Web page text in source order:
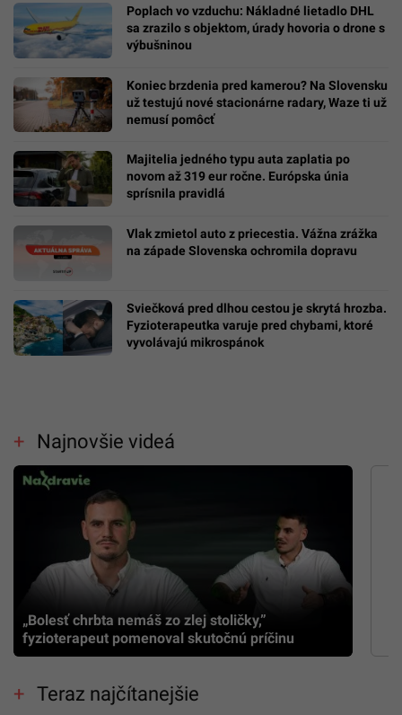
Poplach vo vzduchu: Nákladné lietadlo DHL
sa zrazilo s objektom, úrady hovoria o drone s
výbušninou
Koniec brzdenia pred kamerou? Na Slovensku
už testujú nové stacionárne radary, Waze ti už
nemusí pomôcť
Majitelia jedného typu auta zaplatia po
novom až 319 eur ročne. Európska únia
sprísnila pravidlá
Vlak zmietol auto z priecestia. Vážna zrážka
na západe Slovenska ochromila dopravu
Sviečková pred dlhou cestou je skrytá hrozba.
Fyzioterapeutka varuje pred chybami, ktoré
vyvolávajú mikrospánok
Najnovšie videá
„Bolesť chrbta nemáš zo zlej stoličky,”
fyzioterapeut pomenoval skutočnú príčinu
Teraz najčítanejšie